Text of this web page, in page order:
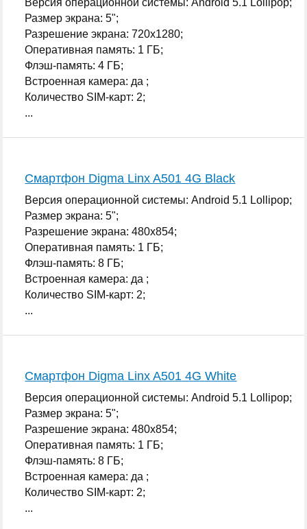
Размер экрана: 5";
Разрешение экрана: 720x1280;
Оперативная память: 1 ГБ;
Флэш-память: 4 ГБ;
Встроенная камера: да ;
Количество SIM-карт: 2;
...
Смартфон Digma Linx A501 4G Black
Версия операционной системы: Android 5.1 Lollipop;
Размер экрана: 5";
Разрешение экрана: 480x854;
Оперативная память: 1 ГБ;
Флэш-память: 8 ГБ;
Встроенная камера: да ;
Количество SIM-карт: 2;
...
Смартфон Digma Linx A501 4G White
Версия операционной системы: Android 5.1 Lollipop;
Размер экрана: 5";
Разрешение экрана: 480x854;
Оперативная память: 1 ГБ;
Флэш-память: 8 ГБ;
Встроенная камера: да ;
Количество SIM-карт: 2;
...